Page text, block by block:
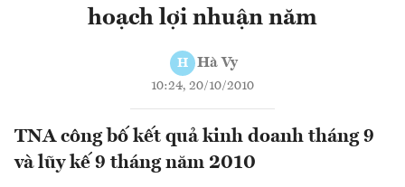
hoạch lợi nhuận năm
H Hà Vy
10:24, 20/10/2010
TNA công bố kết quả kinh doanh tháng 9
và lũy kế 9 tháng năm 2010